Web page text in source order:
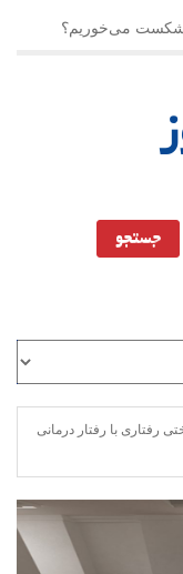
شکست می‌خوریم؟
رفتاری با رفتار درمانی